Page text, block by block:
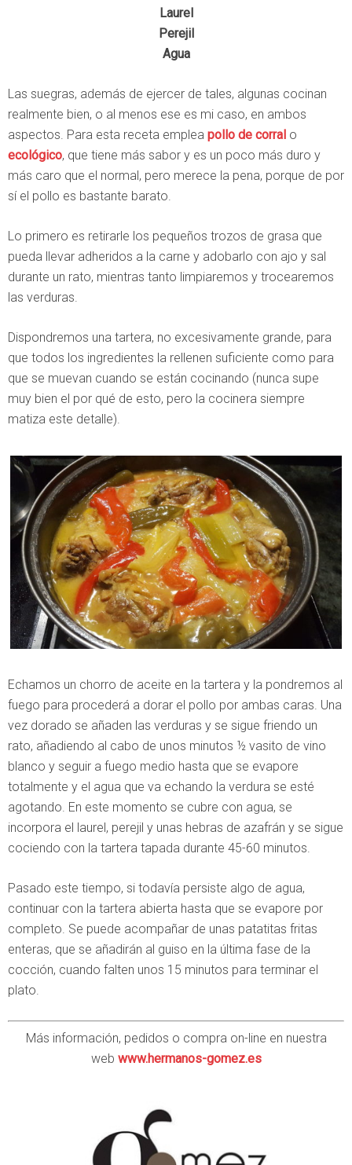
Laurel
Perejil
Agua
Las suegras, además de ejercer de tales, algunas cocinan
realmente bien, o al menos ese es mi caso, en ambos
aspectos. Para esta receta emplea pollo de corral o
ecológico, que tiene más sabor y es un poco más duro y
más caro que el normal, pero merece la pena, porque de por
sí el pollo es bastante barato.
Lo primero es retirarle los pequeños trozos de grasa que
pueda llevar adheridos a la carne y adobarlo con ajo y sal
durante un rato, mientras tanto limpiaremos y trocearemos
las verduras.
Dispondremos una tartera, no excesivamente grande, para
que todos los ingredientes la rellenen suficiente como para
que se muevan cuando se están cocinando (nunca supe
muy bien el por qué de esto, pero la cocinera siempre
matiza este detalle).
Echamos un chorro de aceite en la tartera y la pondremos al
fuego para procederá a dorar el pollo por ambas caras. Una
vez dorado se añaden las verduras y se sigue friendo un
rato, añadiendo al cabo de unos minutos ½ vasito de vino
blanco y seguir a fuego medio hasta que se evapore
totalmente y el agua que va echando la verdura se esté
agotando. En este momento se cubre con agua, se
incorpora el laurel, perejil y unas hebras de azafrán y se sigue
cociendo con la tartera tapada durante 45-60 minutos.
Pasado este tiempo, si todavía persiste algo de agua,
continuar con la tartera abierta hasta que se evapore por
completo. Se puede acompañar de unas patatitas fritas
enteras, que se añadirán al guiso en la última fase de la
cocción, cuando falten unos 15 minutos para terminar el
plato.
Más información, pedidos o compra on-line en nuestra
web www.hermanos-gomez.es